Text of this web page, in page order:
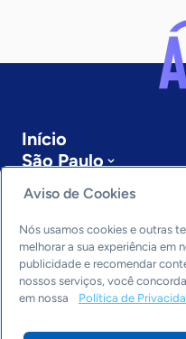
Início
São Paulo
Sobre a ASN
Últimas notícias
Entre em contato
Editorias
Economia & Política
Inovação &
Cultura
Aviso de Cookies
Nós usamos cookies e outras
melhorar a sua experiência em
publicidade e recomendar
nossos serviços, você
em nossa
Política de